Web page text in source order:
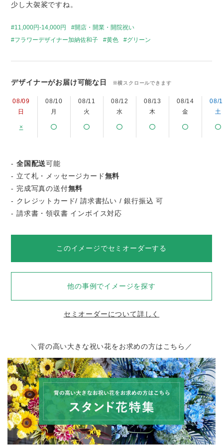
少し大袈裟ですね。
11,000円-14,000円
開店・開業・開院祝い
フラワーデザイナー加納佐和子
黄色 グリーン
デザイナーがお届け可能な日 ※横スクロールできます
08/09
日
×
08/10
月
08/11
火
08/12
水
08/13
木
08/14
金
08/
土
-全国配送可能
- 立て札・メッセージカード無料
- 完成写真の送付無料
- クレジットカード/ 請求書払い / 銀行振込 可
- 請求書・領収書 インボイス対応
このイメージでセミオーダーする
他の事例でイメージを探す
セミオーダーについて詳しく
＼背の高い大きな祝い花をお求めの方はこちら／